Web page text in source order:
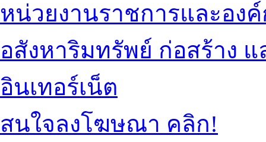
หน่วยงานราชการและอง
อสังหาริมทรัพย์ ก่อสร้าง
อินเทอร์เน็ต
สนใจลงโฆษณา คลิก!